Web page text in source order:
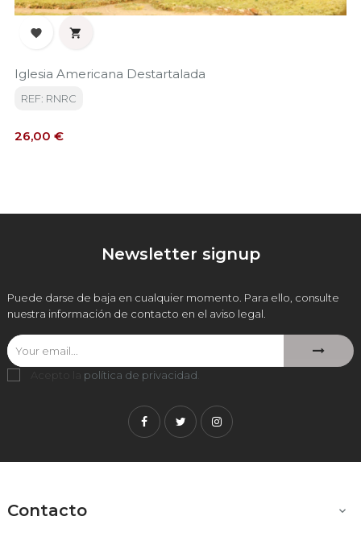
 
Iglesia Americana Destartalada
REF: RNRC
Precio
26,00 €
Newsletter signup
Puede darse de baja en cualquier momento. Para ello, consulte
nuestra información de contacto en el aviso legal.
Acepto la política de privacidad
FacebookTwitterInstagram
Contacto 